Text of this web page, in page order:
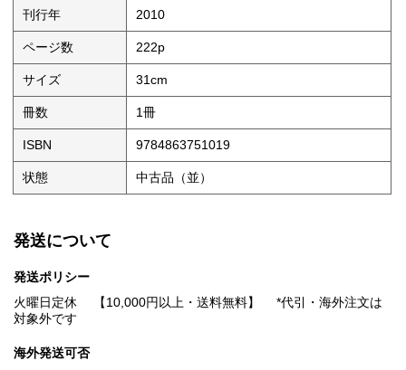
刊行年 2010
ページ数 222p
サイズ 31cm
冊数 1冊
ISBN 9784863751019
状態 中古品（並）
発送について
発送ポリシー
火曜日定休 【10,000円以上・送料無料】 *代引・海外注文は
対象外です
海外発送可否